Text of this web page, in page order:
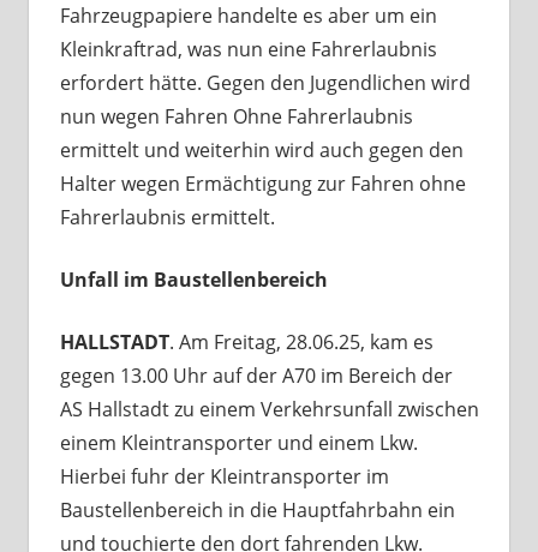
Fahrzeugpapiere handelte es aber um ein
Kleinkraftrad, was nun eine Fahrerlaubnis
erfordert hätte. Gegen den Jugendlichen wird
nun wegen Fahren Ohne Fahrerlaubnis
ermittelt und weiterhin wird auch gegen den
Halter wegen Ermächtigung zur Fahren ohne
Fahrerlaubnis ermittelt.
Unfall im Baustellenbereich
HALLSTADT. Am Freitag, 28.06.25, kam es
gegen 13.00 Uhr auf der A70 im Bereich der
AS Hallstadt zu einem Verkehrsunfall zwischen
einem Kleintransporter und einem Lkw.
Hierbei fuhr der Kleintransporter im
Baustellenbereich in die Hauptfahrbahn ein
und touchierte den dort fahrenden Lkw.